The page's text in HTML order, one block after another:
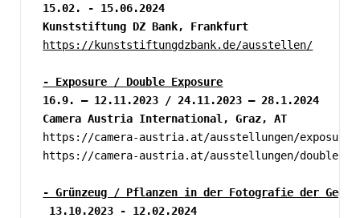
15.02. - 15.06.2024
Kunststiftung DZ Bank, Frankfurt
https://kunststiftungdzbank.de/ausstellen/
- Exposure / Double Exposure
16.9. – 12.11.2023 / 24.11.2023 – 28.1.2024
Camera Austria International, Graz, AT
https://camera-austria.at/ausstellungen/exposure/
https://camera-austria.at/ausstellungen/double-
- Grünzeug / Pflanzen in der Fotografie der
13.10.2023 - 12.02.2024